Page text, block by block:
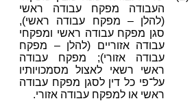
העבודה מפקח עבודה ראשי
(להלן – מפקח עבודה ראשי),
סגן מפקח עבודה ראשי ומפקחי
עבודה אזוריים (להלן – מפקח
עבודה אזורי); מפקח עבודה
ראשי רשאי לאצול מסמכויותיו
על־פי כל דין לסגן מפקח עבודה
ראשי או למפקח עבודה אזורי.